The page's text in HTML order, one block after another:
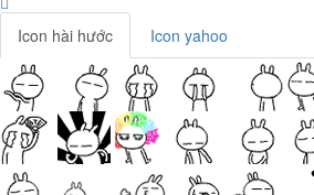
Icon hài hước Icon yahoo